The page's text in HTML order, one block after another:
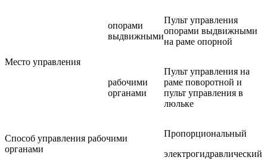
Место управления
опорами
выдвижными
Пульт управления
опорами выдвижными
на раме опорной
рабочими
органами
Пульт управления на
раме поворотной и
пульт управления в
люльке
Способ управления рабочими
органами
Пропорциональный
электрогидравлический